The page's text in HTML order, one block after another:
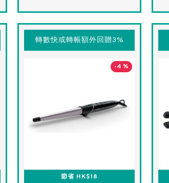
轉數快或轉帳額外回贈3%
-4 %
節省 HK$18